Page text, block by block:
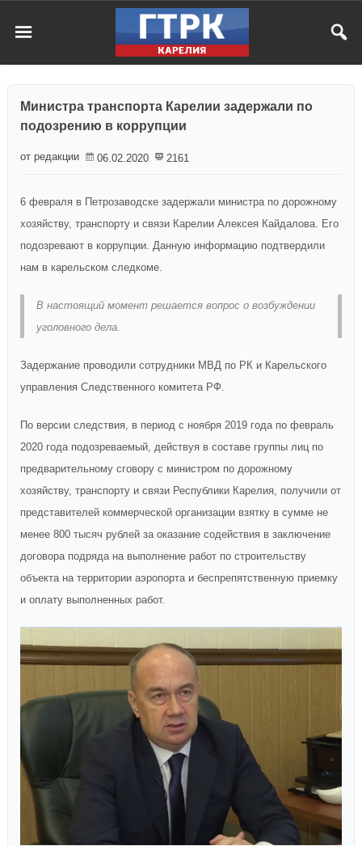
Министра транспорта Карелии задержали по
подозрению в коррупции
от редакции 06.02.2020 2161
6 февраля в Петрозаводске задержали министра по дорожному
хозяйству, транспорту и связи Карелии Алексея Кайдалова. Его
подозревают в коррупции. Данную информацию подтвердили
нам в карельском следкоме.
В настоящий момент решается вопрос о возбуждении
уголовного дела.
Задержание проводили сотрудники МВД по РК и Карельского
управления Следственного комитета РФ.
По версии следствия, в период с ноября 2019 года по февраль
2020 года подозреваемый, действуя в составе группы лиц по
предварительному сговору с министром по дорожному
хозяйству, транспорту и связи Республики Карелия, получили от
представителей коммерческой организации взятку в сумме не
менее 800 тысяч рублей за оказание содействия в заключение
договора подряда на выполнение работ по строительству
объекта на территории аэропорта и беспрепятственную приемку
и оплату выполненных работ.